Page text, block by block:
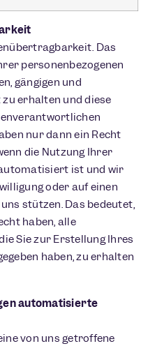
Das
personenbezogenen
gängigen und
erhalten und diese
nur dann ein Recht
die Nutzung Ihrer
ist und wir
oder auf einen
stützen. Das bedeutet,
haben, alle
Sie zur Erstellung Ihres
haben, zu erhalten
automatisierte
von uns getroffene